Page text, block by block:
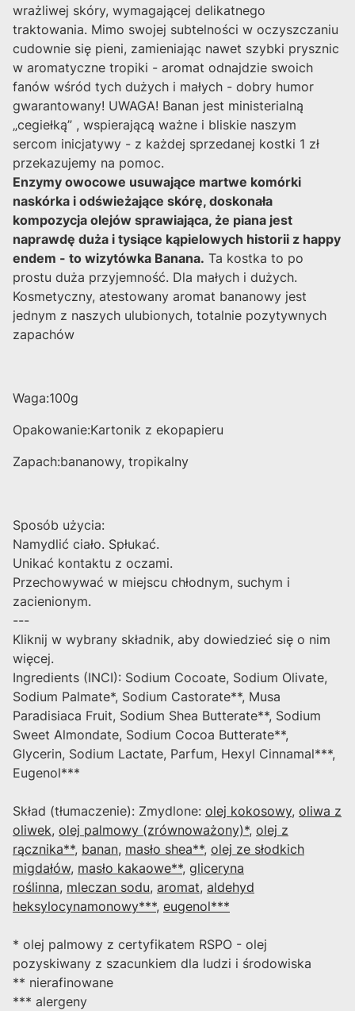
wrażliwej skóry, wymagającej delikatnego
traktowania. Mimo swojej subtelności w oczyszczaniu
cudownie się pieni, zamieniając nawet szybki prysznic
w aromatyczne tropiki - aromat odnajdzie swoich
fanów wśród tych dużych i małych - dobry humor
gwarantowany! UWAGA! Banan jest ministerialną
„cegiełką” , wspierającą ważne i bliskie naszym
sercom inicjatywy - z każdej sprzedanej kostki 1 zł
przekazujemy na pomoc.
Enzymy owocowe usuwające martwe komórki
naskórka i odświeżające skórę, doskonała
kompozycja olejów sprawiająca, że piana jest
naprawdę duża i tysiące kąpielowych historii z happy
endem - to wizytówka Banana. Ta kostka to po
prostu duża przyjemność. Dla małych i dużych.
Kosmetyczny, atestowany aromat bananowy jest
jednym z naszych ulubionych, totalnie pozytywnych
zapachów
Waga:100g
Opakowanie:Kartonik z ekopapieru
Zapach:bananowy, tropikalny
Sposób użycia:
Namydlić ciało. Spłukać.
Unikać kontaktu z oczami.
Przechowywać w miejscu chłodnym, suchym i
zacienionym.
---
Kliknij w wybrany składnik, aby dowiedzieć się o nim
więcej.
Ingredients (INCI): Sodium Cocoate, Sodium Olivate,
Sodium Palmate*, Sodium Castorate**, Musa
Paradisiaca Fruit, Sodium Shea Butterate**, Sodium
Sweet Almondate, Sodium Cocoa Butterate**,
Glycerin, Sodium Lactate, Parfum, Hexyl Cinnamal***,
Eugenol***
Skład (tłumaczenie): Zmydlone: olej kokosowy, oliwa z
oliwek, olej palmowy (zrównoważony)*, olej z
rącznika**, banan, masło shea**, olej ze słodkich
migdałów, masło kakaowe**, gliceryna
roślinna, mleczan sodu, aromat, aldehyd
heksylocynamonowy***, eugenol***
* olej palmowy z certyfikatem RSPO - olej
pozyskiwany z szacunkiem dla ludzi i środowiska
** nierafinowane
*** alergeny